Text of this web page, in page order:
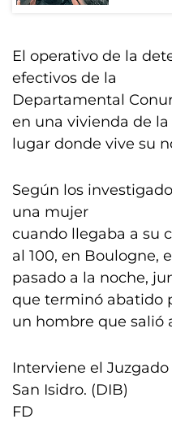
El operativo de la
efectivos de la
Departamental
en una vivienda de la
lugar donde vive su
Según los
una mujer
cuando llegaba a su
al 100, en Boulogne,
pasado a la noche,
que terminó abatido
un hombre que salió
Interviene el
San Isidro. (DIB)
FD